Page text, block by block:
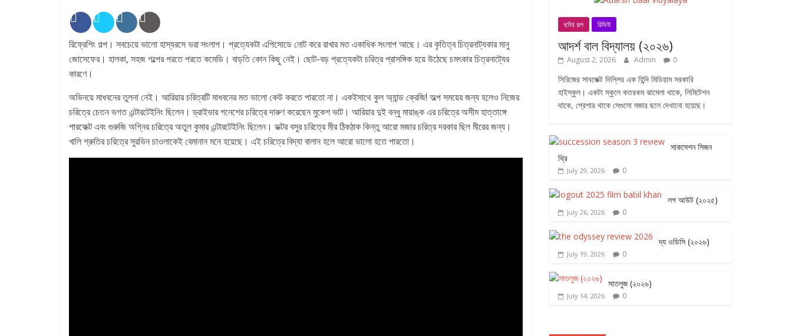
রিফ্রেশিং গল্প। সবচেয়ে ভালো হাস্যরসে ভরা সংলাপ। প্রত্যেকটা এপিসোডে নোট করে রাখার মত একাধিক সংলাপ আছে। এর কৃতিত্ব চিত্রনাট্যকার মানু
জোসেফের। হালকা, সহজ গল্পের পরতে পরতে কমেডি। বাড়তি কোন কিছু নেই। ছোট-বড় প্রত্যেকটা চরিত্র প্রাসঙ্গিক হয়ে উঠেছে চমৎকার চিত্রনাট্যের
কারণে।
অভিনয়ে মাধবনের তুলনা নেই। আরিয়ার চরিত্রটি মাধবনের মত ভালো কেউ করতে পারতো না। একইসাথে কুল অ্যান্ড ক্রেজি! অল্প সময়ের জন্য হলেও নিজের
চরিত্রে চেতন ভগত এন্টারটেইনিং ছিলেন। ড্রাইভার গনেশের চরিত্রে দারুণ করেছেন মুকেশ ভাট। আরিয়ার দুই বন্ধু মায়াঙ্ক এর চরিত্রে অসীম হাত্তাঙ্গে
পারফেক্ট এবং গুরুজি অগ্নির চরিত্রে অতুল কুমার এন্টারটেইনিং ছিলেন। ডক্টর বসুর চরিত্রে মীর ঠিকঠাক কিন্তু আরো মজার চরিত্র দরকার ছিল মীরের জন্য।
খালি শ্রুতির চরিত্রে সুরভিন চাওলাকেই বেমানান মনে হয়েছে। এই চরিত্রে বিদ্যা বালান হলে আরো ভালো হতে পারতো।
ছবির গল্প রিভিউ
আদর্শ বাল বিদ্যালয় (২০২৬)
August 2, 2026 Admin 0
সিরিজের সাবজেক্ট দিল্লির এক হিন্দি মিডিয়াম সরকারি
হাইস্কুল। একটা স্কুলে কতরকম ঝামেলা থাকে, লিমিটেশন
থাকে, প্রেশার থাকে সেগুলো মজার ছলে দেখানো হয়েছে।
সাকসেশন সিজন
থ্রি
July 29, 2026 0
লগ আউট (২০২৫)
July 26, 2026 0
দ্য ওডিসি (২০২৬)
July 19, 2026 0
সাতলুজ (২০২৬)
July 14, 2026 0